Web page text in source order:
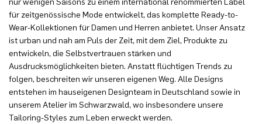
nur wenigen Saisons zu einem international renommierten Label
für zeitgenössische Mode entwickelt, das komplette Ready-to-
Wear-Kollektionen für Damen und Herren anbietet. Unser Ansatz
ist urban und nah am Puls der Zeit, mit dem Ziel, Produkte zu
entwickeln, die Selbstvertrauen stärken und
Ausdrucksmöglichkeiten bieten. Anstatt flüchtigen Trends zu
folgen, beschreiten wir unseren eigenen Weg. Alle Designs
entstehen im hauseigenen Designteam in Deutschland sowie in
unserem Atelier im Schwarzwald, wo insbesondere unsere
Tailoring-Styles zum Leben erweckt werden.